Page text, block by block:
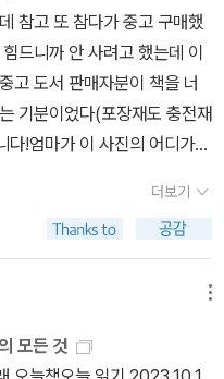
발자취를 옮겼습니다. 책날
라보고 바란 그림이 무엇인지
수 있도록 매무새를 익힌 멋
사람들이 찰칵찰칵 빚은 그
#SaulLeiterㅅ
인 전남 고흥에서 서재도서관·
집장을 맡았고, ‘이오덕 어른
《미래세대를 위한 우리말과 문
》, 《새로 쓰는 밑말 꾸러미
》, 《새로 쓰는 겹말 꾸러미
《책숲마실》, 《우리말 수수
참고 또 참다가 중고 구매했
드니까 안 사려고 했는데 이
고 도서 판매자분이 책을 너
기분이었다(포장재도 충전재
다!엄마가 이 사진의 어디가
서 앞으로 나아가고 있는 인
다, 보통은 인물을 한가운데
른쪽 위에 배치하고 운동 방
데 움직이고 있다는 느낌이
좋다고 했다.옛날엔 염화칼
곤 했고 아무리 조심해도 꼭
더보기
모든 것